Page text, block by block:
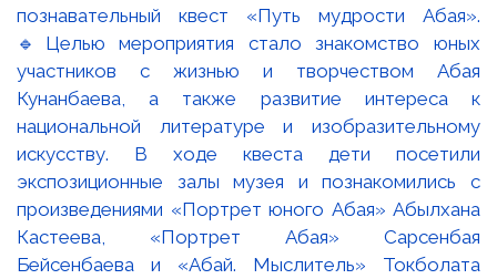
познавательный квест «Путь мудрости Абая».
🔹Целью мероприятия стало знакомство юных
участников с жизнью и творчеством Абая
Кунанбаева, а также развитие интереса к
национальной литературе и изобразительному
искусству. В ходе квеста дети посетили
экспозиционные залы музея и познакомились с
произведениями «Портрет юного Абая» Абылхана
Кастеева, «Портрет Абая» Сарсенбая
Бейсенбаева и «Абай. Мыслитель» Токболата